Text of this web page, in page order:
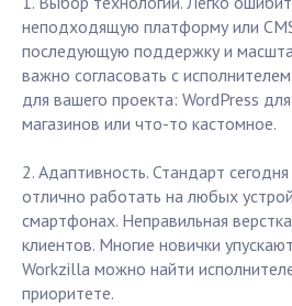
неподходящую платформу или
последующую поддержку и
важно согласовать с
для вашего проекта: WordPress
магазинов или что-то кастомное.
2. Адаптивность. Стандарт
отлично работать на любых
смартфонах. Неправильная
клиентов. Многие новички
Workzilla можно найти
приоритете.